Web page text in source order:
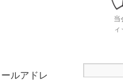
ルアドレ
当